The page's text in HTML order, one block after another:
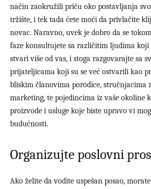
način zaokružili priču oko postavljanja
tržište, i tek tada ćete moći da privlačite
novac. Naravno, uvek je dobro da se
faze konsultujete sa različitim ljudima koji
stvari više od vas, i stoga razgovarajte sa
prijateljicama koji su se već ostvarili kao
bliskim članovima porodice, stručnjacima
marketing, te pojedincima iz vaše okoline
proizvode i usluge koje biste upravo vi
budućnosti.
Organizujte poslovni
Ako želite da vodite uspešan posao,